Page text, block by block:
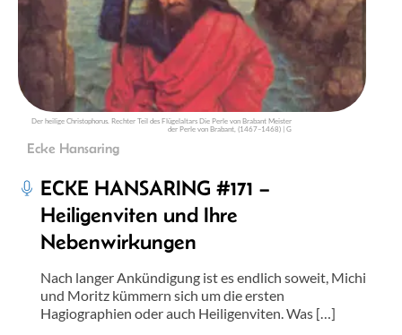
Der heilige Christophorus. Rechter Teil des Flügelaltars Die Perle von Brabant Meister
der Perle von Brabant, (1467–1468) | G
Ecke Hansaring
ECKE HANSARING #171 –
Heiligenviten und Ihre
Nebenwirkungen
Nach langer Ankündigung ist es endlich soweit, Michi
und Moritz kümmern sich um die ersten
Hagiographien oder auch Heiligenviten. Was […]